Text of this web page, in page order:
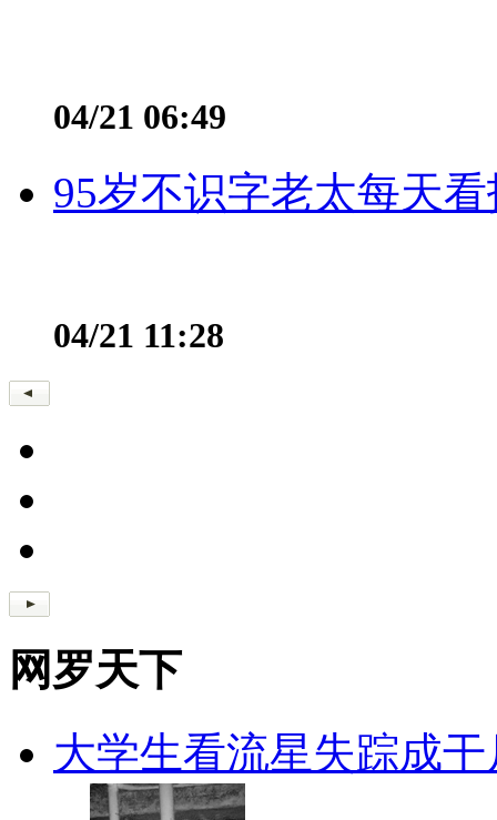
04/21 06:49
95岁不识字老太每天
04/21 11:28
网罗天下
大学生看流星失踪成干